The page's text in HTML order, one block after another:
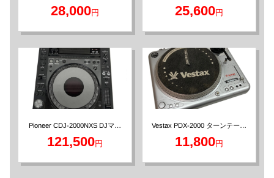
28,000円 25,600円
Pioneer CDJ-2000NXS DJマル
121,500円
Vestax PDX-2000 ターンテーブ
11,800円